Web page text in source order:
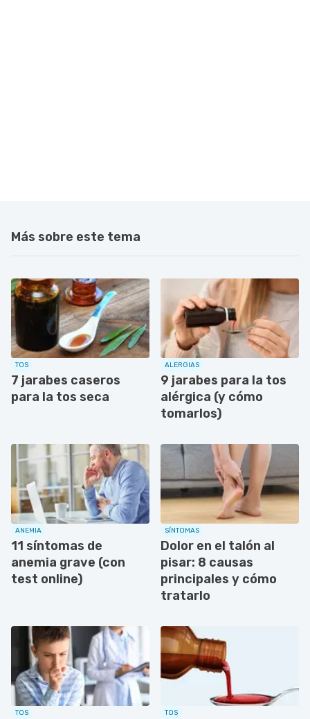
Más sobre este tema
TOS
7 jarabes caseros
para la tos seca
ALERGIAS
9 jarabes para la tos
alérgica (y cómo
tomarlos)
ANEMIA
11 síntomas de
anemia grave (con
test online)
SÍNTOMAS
Dolor en el talón al
pisar: 8 causas
principales y cómo
tratarlo
TOS TOS